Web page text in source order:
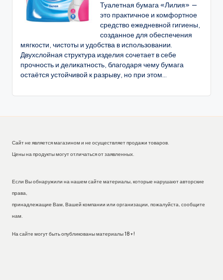
Туалетная бумага «Лилия» —
это практичное и комфортное
средство ежедневной гигиены,
созданное для обеспечения
мягкости, чистоты и удобства в использовании.
Двухслойная структура изделия сочетает в себе
прочность и деликатность, благодаря чему бумага
остаётся устойчивой к разрыву, но при этом...
Сайт не является магазином и не осуществляет продажи товаров.
Цены на продукты могут отличаться от заявленных.
Если Вы обнаружили на нашем сайте материалы, которые нарушают авторские
права,
принадлежащие Вам, Вашей компании или организации, пожалуйста, сообщите
нам.
На сайте могут быть опубликованы материалы 18+!